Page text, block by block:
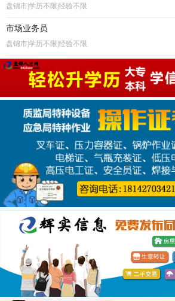
盘锦市|学历不限|经验不限
市场业务员
盘锦市|学历不限|经验不限